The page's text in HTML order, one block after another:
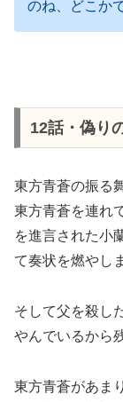
のね、どこか
12話・偽り
東方青蒼の振る
東方青蒼を連れ
を進言された小
て奏状を燃やし
そして父を殺し
やんでいるから
東方青蒼があま